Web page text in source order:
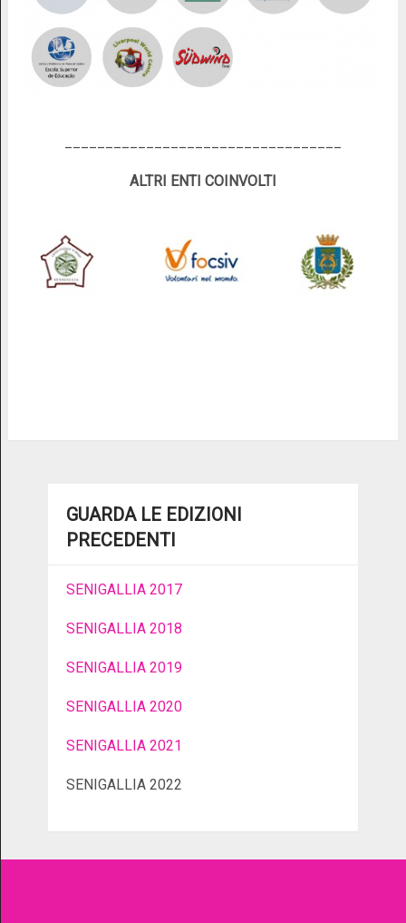
ALTRI ENTI COINVOLTI
GUARDA LE EDIZIONI
PRECEDENTI
SENIGALLIA 2017
SENIGALLIA 2018
SENIGALLIA 2019
SENIGALLIA 2020
SENIGALLIA 2021
SENIGALLIA 2022